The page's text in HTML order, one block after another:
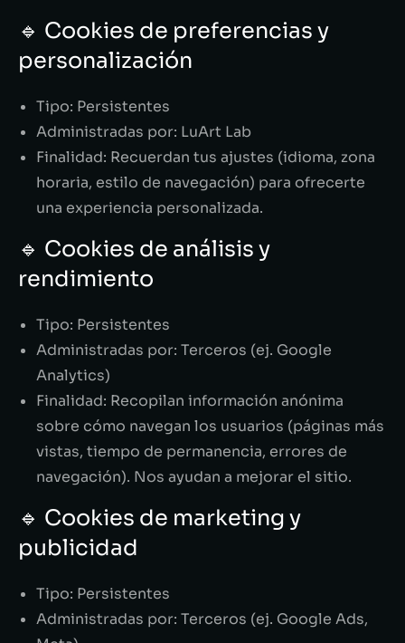
🔹 Cookies de preferencias y
personalización
Tipo: Persistentes
Administradas por: LuArt Lab
Finalidad: Recuerdan tus ajustes (idioma, zona
horaria, estilo de navegación) para ofrecerte
una experiencia personalizada.
🔹 Cookies de análisis y
rendimiento
Tipo: Persistentes
Administradas por: Terceros (ej. Google
Analytics)
Finalidad: Recopilan información anónima
sobre cómo navegan los usuarios (páginas más
vistas, tiempo de permanencia, errores de
navegación). Nos ayudan a mejorar el sitio.
🔹 Cookies de marketing y
publicidad
Tipo: Persistentes
Administradas por: Terceros (ej. Google Ads,